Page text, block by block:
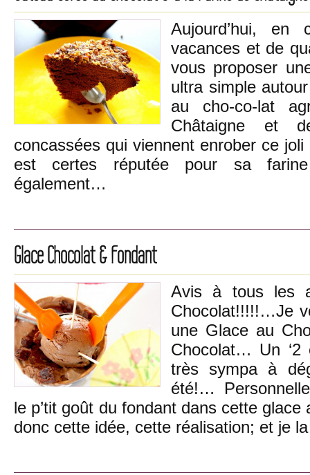
Aujourd’hui,
vacances et de
vous proposer
ultra simple
au cho-co-lat
Châtaigne et
concassées qui viennent enrober ce
est certes réputée pour sa
également…
Glace Chocolat & Fondant
Avis à tous les
Chocolat!!!!!…Je
une Glace au
Chocolat… Un ‘2
très sympa à
été!…
le p’tit goût du fondant dans cette
donc cette idée, cette réalisation; et je